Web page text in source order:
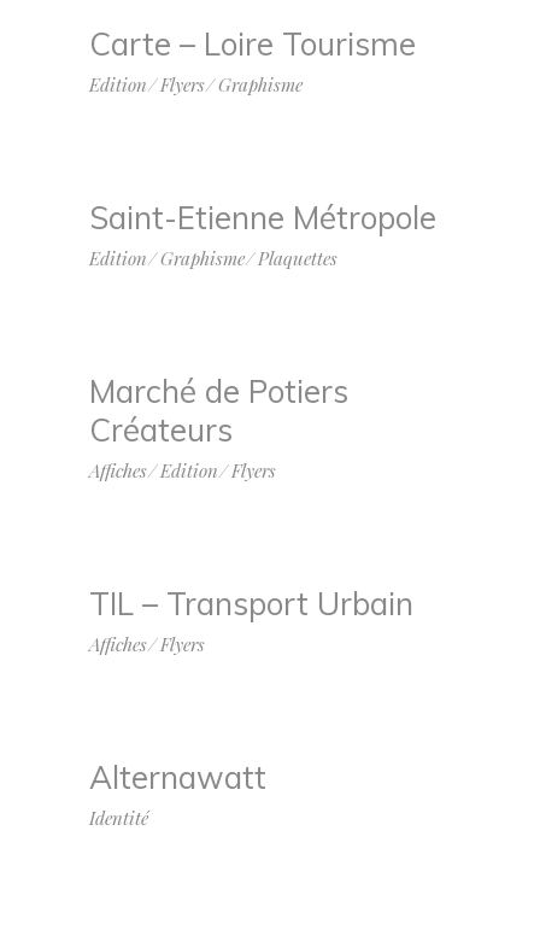
Carte – Loire Tourisme
Edition Flyers Graphisme
Saint-Etienne Métropole
Edition Graphisme Plaquettes
Marché de Potiers
Créateurs
Affiches Edition Flyers
TIL – Transport Urbain
Affiches Flyers
Alternawatt
Identité